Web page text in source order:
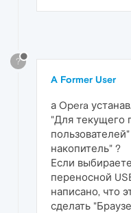
?
A Former User
а Opera
"Для текущего
накопитель" ?
Если
переносной
написано, что
сделать